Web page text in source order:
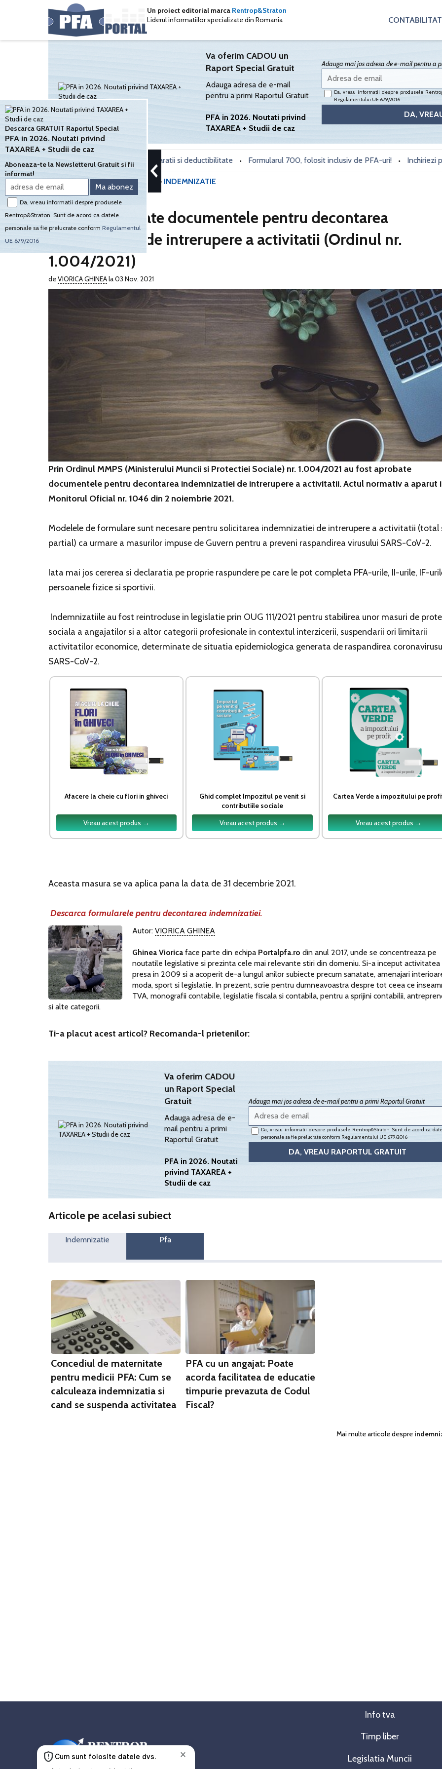
Un proiect editorial marca Rentrop&Straton
Liderul informatiilor specializate din Romania
Va oferim CADOU un
Raport Special Gratuit
Adauga adresa de e-mail
pentru a primi Raportul Gratuit
PFA in 2026. Noutati privind
TAXAREA + Studii de caz
Adauga mai jos adresa de e-mail pentru a
Da, vreau informatii despre produsele
Regulamentului UE 679/2016
pentru sediul social: Calcul impozit, declaratii si deductibilitate • Formularul 700, folosit inclusiv de PFA-uri! • Inchiriezi prin
PORTALPFA.RO»LEGISLATIE » INDEMNIZATIE
Au fost publicate documentele pentru decontarea
indemnizatiei de intrerupere a activitatii (Ordinul nr.
1.004/2021)
deVIORICA GHINEAla 03 Nov. 2021
Prin Ordinul MMPS (Ministerului Muncii si Protectiei Sociale) nr. 1.004/2021 au fost aprobate
documentele pentru decontarea indemnizatiei de intrerupere a activitatii. Actul normativ a aparut
Monitorul Oficial nr. 1046 din 2 noiembrie 2021.
Modelele de formulare sunt necesare pentru solicitarea indemnizatiei de intrerupere a activitatii (total
partial) ca urmare a masurilor impuse de Guvern pentru a preveni raspandirea virusului SARS-CoV-2.
Iata mai jos cererea si declaratia pe proprie raspundere pe care le pot completa PFA-urile, II-urile, IF-
persoanele fizice si sportivii.
Indemnizatiile au fost reintroduse in legislatie prin OUG 111/2021 pentru stabilirea unor masuri de
sociala a angajatilor si a altor categorii profesionale in contextul interzicerii, suspendarii ori limitarii
activitatilor economice, determinate de situatia epidemiologica generata de raspandirea
SARS-CoV-2.
Afacere la cheie cu flori in ghiveci
Vreau acest produs →
Ghid complet Impozitul pe venit si
contributiile sociale
Vreau acest produs →
Cartea Verde a impozitului pe
Vreau acest produs →
Aceasta masura se va aplica pana la data de 31 decembrie 2021.
Descarca formularele pentru decontarea indemnizatiei.
Autor: VIORICA GHINEA
Ghinea Viorica face parte din echipa Portalpfa.ro din anul 2017, unde se concentreaza pe
noutatile legislative si prezinta cele mai relevante stiri din domeniu. Si-a inceput activitatea
presa in 2009 si a acoperit de-a lungul anilor subiecte precum sanatate, amenajari
moda, sport si legislatie. In prezent, scrie pentru dumneavoastra despre tot ceea ce
TVA, monografii contabile, legislatie fiscala si contabila, pentru a sprijini contabilii,
si alte categorii.
Ti-a placut acest articol? Recomanda-l prietenilor:
Va oferim CADOU
un Raport Special
Gratuit
Adauga adresa de e-
mail pentru a primi
Raportul Gratuit
PFA in 2026. Noutati
privind TAXAREA +
Studii de caz
Adauga mai jos adresa de e-mail pentru a primi Raportul Gratuit
Da, vreau informatii despre produsele Rentrop&Straton. Sunt de acord ca
personale sa fie prelucrate conform Regulamentului UE 679/2016
Articole pe acelasi subiect
Indemnizatie Pfa
Concediul de maternitate
pentru medicii PFA: Cum se
calculeaza indemnizatia si
cand se suspenda activitatea
PFA cu un angajat: Poate
acorda facilitatea de educatie
timpurie prevazuta de Codul
Fiscal?
Mai multe articole despre
Descarca GRATUIT Raportul Special
PFA in 2026. Noutati privind
TAXAREA + Studii de caz
Aboneaza-te la Newsletterul Gratuit si fii
informat!
Da, vreau informatii despre produsele
Rentrop&Straton. Sunt de acord ca datele
personale sa fie prelucrate conform Regulamentul
UE 679/2016
Info tva
Timp liber
Legislatia Muncii